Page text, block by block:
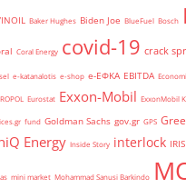
Baker Hughes Biden Joe BlueFuel Bosch
Coral Energy covid-19 crack
e-katanalotis e-shop e-ΕΦΚΑ EBITDA
Eurostat Exxon-Mobil ExxonMobil
fund Goldman Sachs gov.gr GPS
Energy Inside Story interlock IRIS
mini market Mohammad Sanusi Barkindo